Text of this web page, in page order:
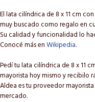
El lata cilíndrica de 8 x 11 cm
muy buscado como regalo en
Su calidad y funcionalidad lo
Conocé más enWikipedia.
Pedí tu lata cilíndrica de 8 x 11
mayorista hoy mismo y recibilo
Aldea es tu proveedor
mercado.